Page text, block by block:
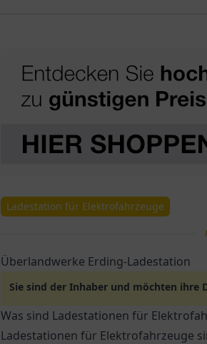
Ladestation für Elektrofahrzeuge
Überlandwerke Erding-Ladestation
Sie sind der Inhaber und möchten ihre
Was sind Ladestationen für
Ladestationen für Elektrofahrzeuge